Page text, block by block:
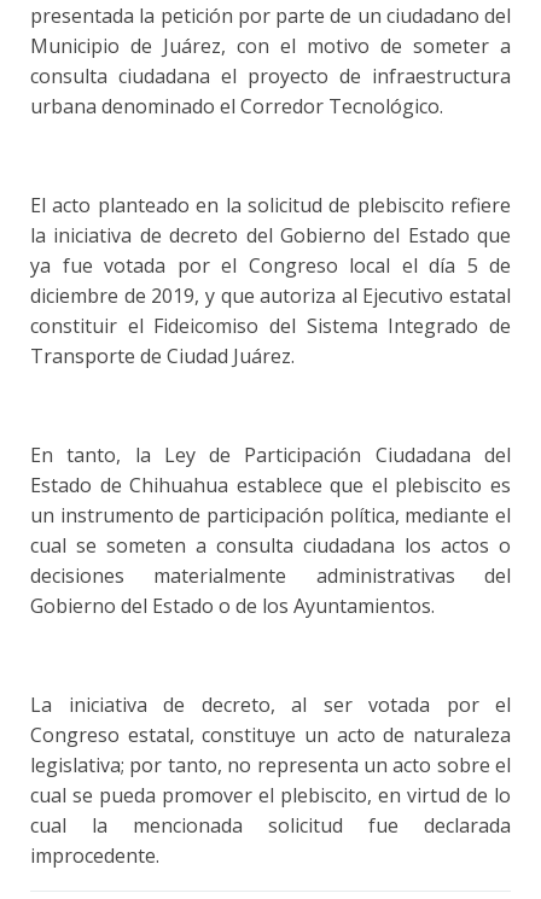
presentada la petición por parte de un ciudadano del
Municipio de Juárez, con el motivo de someter a
consulta ciudadana el proyecto de infraestructura
urbana denominado el Corredor Tecnológico.
El acto planteado en la solicitud de plebiscito refiere
la iniciativa de decreto del Gobierno del Estado que
ya fue votada por el Congreso local el día 5 de
diciembre de 2019, y que autoriza al Ejecutivo estatal
constituir el Fideicomiso del Sistema Integrado de
Transporte de Ciudad Juárez.
En tanto, la Ley de Participación Ciudadana del
Estado de Chihuahua establece que el plebiscito es
un instrumento de participación política, mediante el
cual se someten a consulta ciudadana los actos o
decisiones materialmente administrativas del
Gobierno del Estado o de los Ayuntamientos.
La iniciativa de decreto, al ser votada por el
Congreso estatal, constituye un acto de naturaleza
legislativa; por tanto, no representa un acto sobre el
cual se pueda promover el plebiscito, en virtud de lo
cual la mencionada solicitud fue declarada
improcedente.